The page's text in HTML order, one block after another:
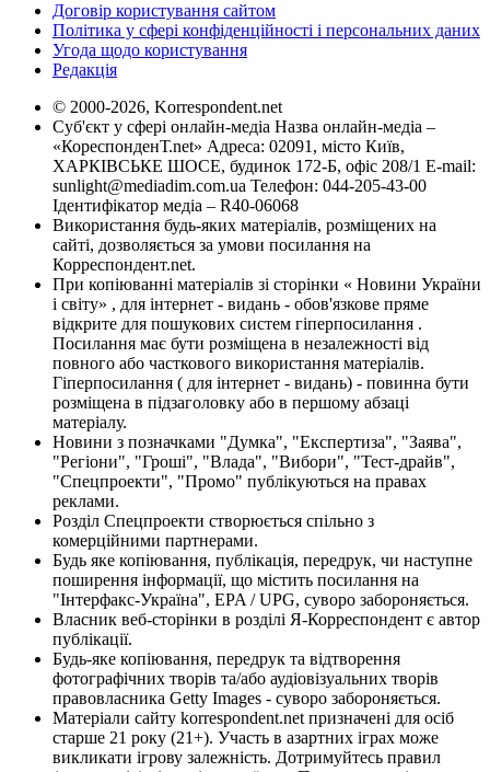
Договір користування сайтом
Політика у сфері конфіденційності і персональних даних
Угода щодо користування
Редакція
© 2000-2026, Korrespondent.net
Суб'єкт у сфері онлайн-медіа Назва онлайн-медіа –
«КореспонденТ.net» Адреса: 02091, місто Київ,
ХАРКІВСЬКЕ ШОСЕ, будинок 172-Б, офіс 208/1 E-mail:
sunlight@mediadim.com.ua Телефон: 044-205-43-00
Ідентифікатор медіа – R40-06068
Використання будь-яких матеріалів, розміщених на
сайті, дозволяється за умови посилання на
Корреспондент.net.
При копіюванні матеріалів зі сторінки « Новини України
і світу» , для інтернет - видань - обов'язкове пряме
відкрите для пошукових систем гіперпосилання .
Посилання має бути розміщена в незалежності від
повного або часткового використання матеріалів.
Гіперпосилання ( для інтернет - видань) - повинна бути
розміщена в підзаголовку або в першому абзаці
матеріалу.
Новини з позначками "Думка", "Експертиза", "Заява",
"Регіони", "Гроші", "Влада", "Вибори", "Тест-драйв",
"Спецпроекти", "Промо" публікуються на правах
реклами.
Розділ Спецпроекти створюється спільно з
комерційними партнерами.
Будь яке копіювання, публікація, передрук, чи наступне
поширення інформації, що містить посилання на
"Інтерфакс-Україна", EPA / UPG, суворо забороняється.
Власник веб-сторінки в розділі Я-Корреспондент є автор
публікації.
Будь-яке копіювання, передрук та відтворення
фотографічних творів та/або аудіовізуальних творів
правовласника Getty Images - суворо забороняється.
Матеріали сайту korrespondent.net призначені для осіб
старше 21 року (21+). Участь в азартних іграх може
викликати ігрову залежність. Дотримуйтесь правил